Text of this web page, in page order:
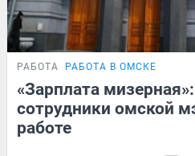
РАБОТА РАБОТА В ОМСКЕ
«Зарплата
сотрудники омской
работе